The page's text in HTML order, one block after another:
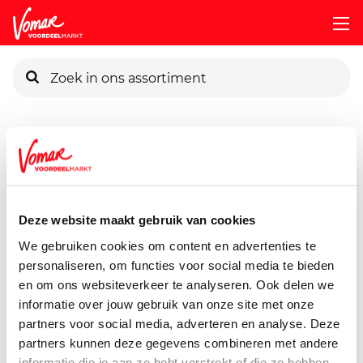
Deze website maakt gebruik van cookies
We gebruiken cookies om content en advertenties te
personaliseren, om functies voor social media te bieden
en om ons websiteverkeer te analyseren. Ook delen we
informatie over jouw gebruik van onze site met onze
partners voor social media, adverteren en analyse. Deze
partners kunnen deze gegevens combineren met andere
Pincode vergeten
Persoonlijk KIK-account
Assortiment
90 gram